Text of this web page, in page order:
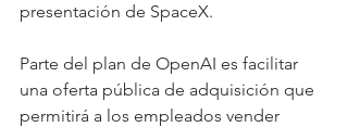
presentación de SpaceX.
Parte del plan de OpenAI es facilitar
una oferta pública de adquisición que
permitirá a los empleados vender